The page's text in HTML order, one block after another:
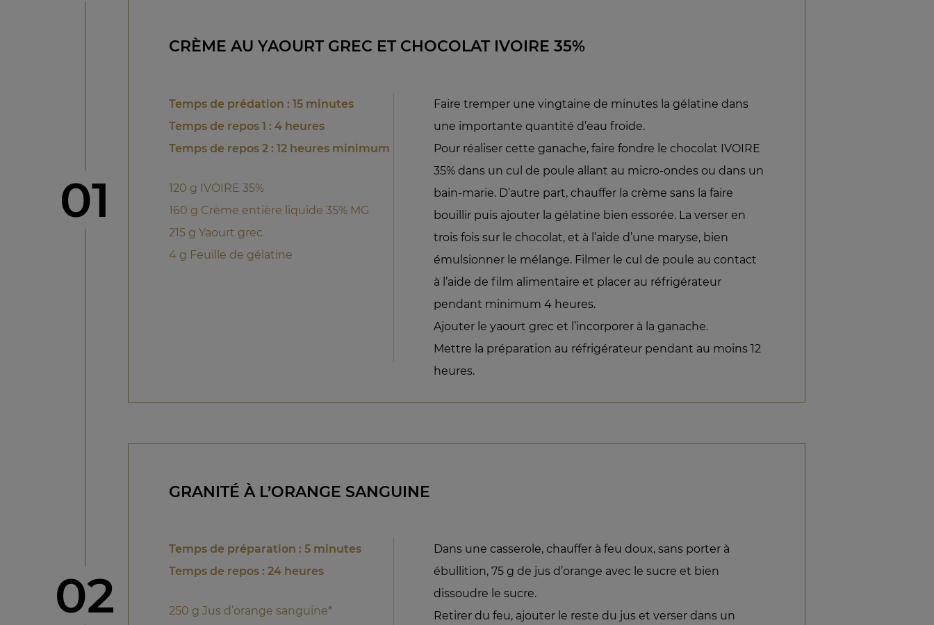
étape
01
CRÈME AU YAOURT GREC ET CHOCOLAT IVOIRE 35%
Temps de prédation : 15 minutes
Temps de repos 1 : 4 heures
Temps de repos 2 : 12 heures minimum
120 g IVOIRE 35%
160 g Crème entière liquide 35% MG
215 g Yaourt grec
4 g Feuille de gélatine
Faire tremper une vingtaine de minutes la gélatine dans
une importante quantité d’eau froide.
Pour réaliser cette ganache, faire fondre le chocolat IVOIRE
35% dans un cul de poule allant au micro-ondes ou dans un
bain-marie. D’autre part, chauffer la crème sans la faire
bouillir puis ajouter la gélatine bien essorée. La verser en
trois fois sur le chocolat, et à l’aide d’une maryse, bien
émulsionner le mélange. Filmer le cul de poule au contact
à l’aide de film alimentaire et placer au réfrigérateur
pendant minimum 4 heures.
Ajouter le yaourt grec et l’incorporer à la ganache.
Mettre la préparation au réfrigérateur pendant au moins 12
heures.
étape
02
GRANITÉ À L’ORANGE SANGUINE
Temps de préparation : 5 minutes
Temps de repos : 24 heures
250 g Jus d’orange sanguine*
Dans une casserole, chauffer à feu doux, sans porter à
ébullition, 75 g de jus d’orange avec le sucre et bien
dissoudre le sucre.
Retirer du feu, ajouter le reste du jus et verser dans un